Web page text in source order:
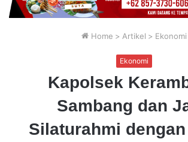
Home > Artikel > Ekonomi
Ekonomi
Kapolsek
Sambang dan
Silaturahmi